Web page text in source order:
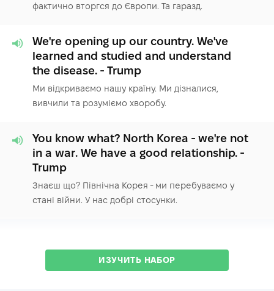
фактично вторгся до Європи. Та гаразд.
We're opening up our country. We've
learned and studied and understand
the disease. - Trump
Ми відкриваємо нашу країну. Ми дізналися,
вивчили та розуміємо хворобу.
You know what? North Korea - we're not
in a war. We have a good relationship. -
Trump
Знаєш що? Північна Корея - ми перебуваємо у
стані війни. У нас добрі стосунки.
ИЗУЧИТЬ НАБОР